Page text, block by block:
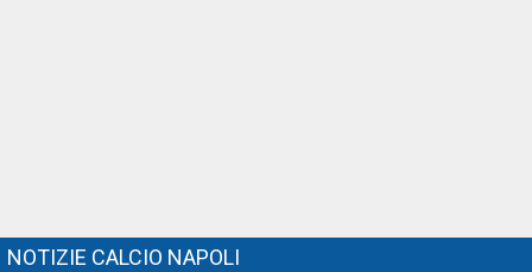
NOTIZIE CALCIO NAPOLI